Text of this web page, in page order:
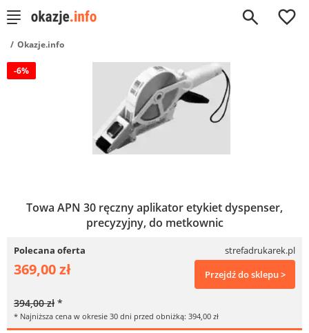
0
Okazje.info
-6%
Towa APN 30 ręczny aplikator etykiet dyspenser,
precyzyjny, do metkownic
Polecana oferta strefadrukarek.pl
369,00 zł Przejdź do sklepu >
394,00 zł *
* Najniższa cena w okresie 30 dni przed obniżką: 394,00 zł